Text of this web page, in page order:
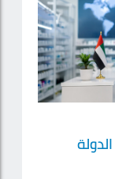
الدولة